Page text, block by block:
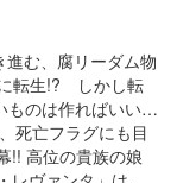
む、腐リーダム物
転生!? しかし転
のは作ればいい…
死亡フラグにも目
!! 高位の貴族の娘